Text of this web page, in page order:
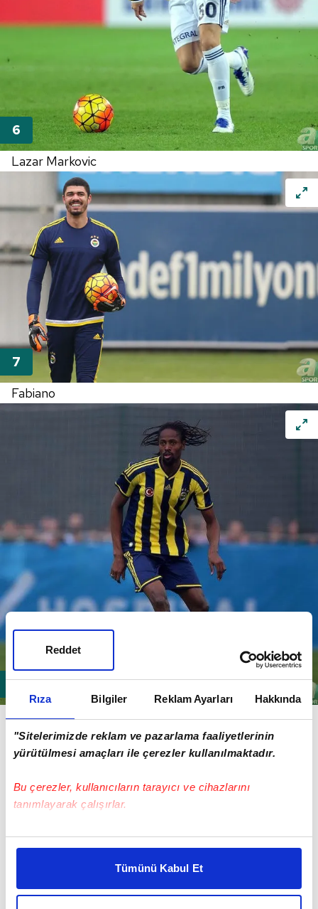
Rıza Bilgiler Reklam Ayarları Hakkında
"Sitelerimizde reklam ve pazarlama faaliyetlerinin
yürütülmesi amaçları ile çerezler kullanılmaktadır.
Bu çerezler, kullanıcıların tarayıcı ve cihazlarını
tanımlayarak çalışırlar.
Bu çerezlere izin vermeniz halinde sizlere özel
daha iyi reklam deneyimi yaşatabiliriz. Bunu yaparken
amacımızın size daha iyi bir reklam deneyimi sunmak
Tümünü Kabul Et
Reddet
Lazar Markovic
Fabiano
AbdoulayeBa